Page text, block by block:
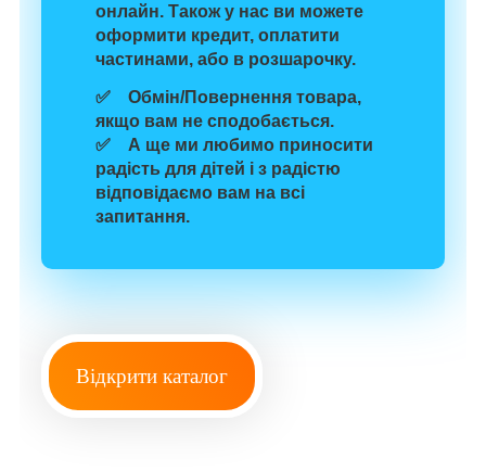
онлайн. Також у нас ви можете
оформити кредит, оплатити
частинами, або в розшарочку.
✅ Обмін/Повернення товара,
якщо вам не сподобається.
✅ А ще ми любимо приносити
радість для дітей і з радістю
відповідаємо вам на всі
запитання.
Відкрити каталог